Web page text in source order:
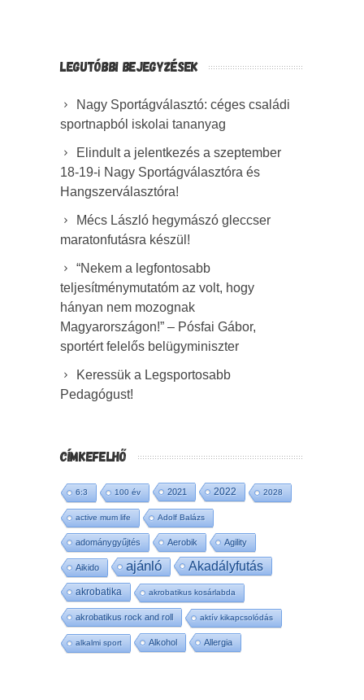
LEGUTÓBBI BEJEGYZÉSEK
Nagy Sportágválasztó: céges családi
sportnapból iskolai tananyag
Elindult a jelentkezés a szeptember
18-19-i Nagy Sportágválasztóra és
Hangszerválasztóra!
Mécs László hegymászó gleccser
maratonfutásra készül!
“Nekem a legfontosabb
teljesítménymutatóm az volt, hogy
hányan nem mozognak
Magyarországon!” – Pósfai Gábor,
sportért felelős belügyminiszter
Keressük a Legsportosabb
Pedagógust!
CÍMKEFELHŐ
6:3 100 év 2021 2022 2028
active mum life Adolf Balázs
adománygyűjtés Aerobik Agility
Aikido ajánló Akadályfutás
akrobatika akrobatikus kosárlabda
akrobatikus rock and roll aktív kikapcsolódás
alkalmi sport Alkohol Allergia